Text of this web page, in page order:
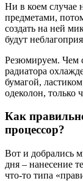
Ни в коем случае
предметами,
создать на ней
будут
Резюмируем. Чем
радиатора
бумагой,
одеколон, только
Как
процессор?
Вот и добрались
дня – нанесение
что-то типа